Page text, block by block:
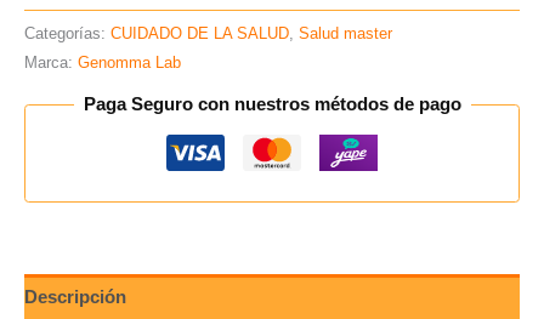
Categorías: CUIDADO DE LA SALUD Salud master
Marca: Genomma Lab
Paga Seguro con nuestros métodos de pago
Descripción